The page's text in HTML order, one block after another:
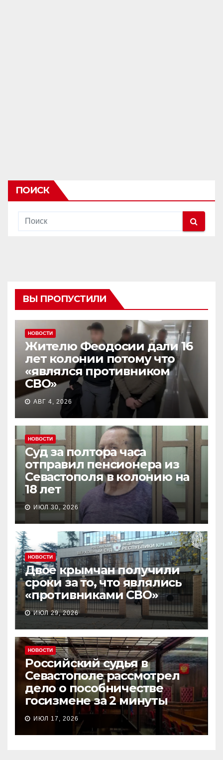
ПОИСК
ВЫ ПРОПУСТИЛИ
НОВОСТИ
Жителю Феодосии дали 16
лет колонии потому что
«являлся противником
СВО»
АВГ 4, 2026
НОВОСТИ
Суд за полтора часа
отправил пенсионера из
Севастополя в колонию на
18 лет
ИЮЛ 30, 2026
НОВОСТИ
Двое крымчан получили
сроки за то, что являлись
«противниками СВО»
ИЮЛ 29, 2026
НОВОСТИ
Российский судья в
Севастополе рассмотрел
дело о пособничестве
госизмене за 2 минуты
ИЮЛ 17, 2026